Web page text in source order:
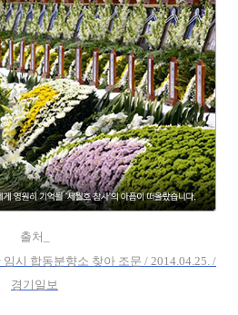
출처_
시 합동분향소 찾아 조문 / 2014.04.25. /
경기일보